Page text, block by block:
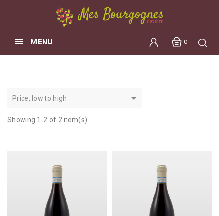
0
MENU
Price, low to high 
Showing 1-2 of 2 item(s)